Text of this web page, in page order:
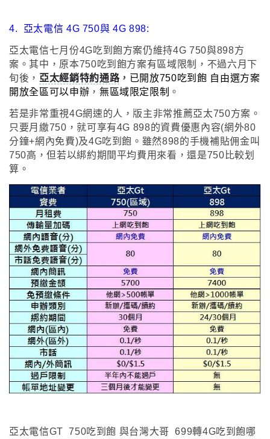
4. 亞太電信 4G 750與 4G 898:
亞太電信七月份4G吃到飽方案仍維持4G 750與898方
案 。其中 ， 原本750吃到飽方案有區域限制
，不過六月下
旬後 ， 亞太經銷特約通路， 已開放750吃到飽 自由選方案
開放全區可以申辦 ， 無區域限定限制 。
若是非常重視4G網速的人 ， 版主非常推薦亞太750方案 。
只要月繳750 ，就可享有4G 898的資費優惠內容(網外80
分鐘+網內免費)及4G吃到飽 。雖然898的手機補貼佣金叫
750高 ，但若以綁約期間平均費用來看 ，還是750比較划
算 。
亞太電信GT 750吃到飽 與台灣大哥 699轉4G吃到飽哪